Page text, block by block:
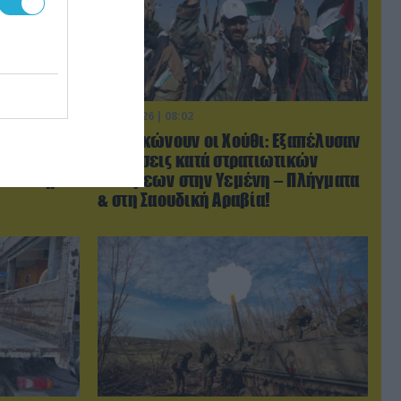
χώρες
Τραμπ
07.08.2026 | 08:02
Κλιμακώνουν οι Χούθι: Eξαπέλυσαν
επιθέσεις κατά στρατιωτικών
δυνάμεων στην Υεμένη – Πλήγματα
& στη Σαουδική Αραβία!